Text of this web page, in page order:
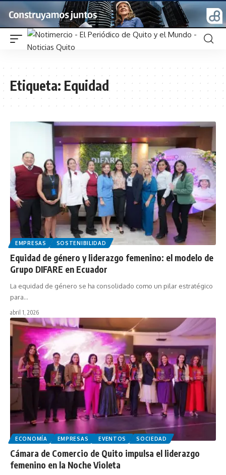
Etiqueta:Equidad
EMPRESAS SOSTENIBILIDAD
Equidad de género y liderazgo femenino: el modelo de
Grupo DIFARE en Ecuador
La equidad de género se ha consolidado como un pilar estratégico
para…
abril 1, 2026
ECONOMÍA EMPRESAS EVENTOS SOCIEDAD
Cámara de Comercio de Quito impulsa el liderazgo
femenino en la Noche Violeta